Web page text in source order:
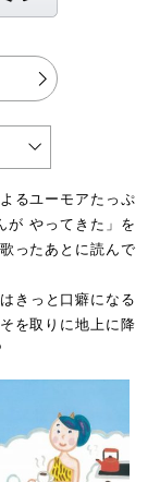
るユーモアたっぷ
が やってきた」を
ったあとに読んで
きっと口癖になる
を取りに地上に降